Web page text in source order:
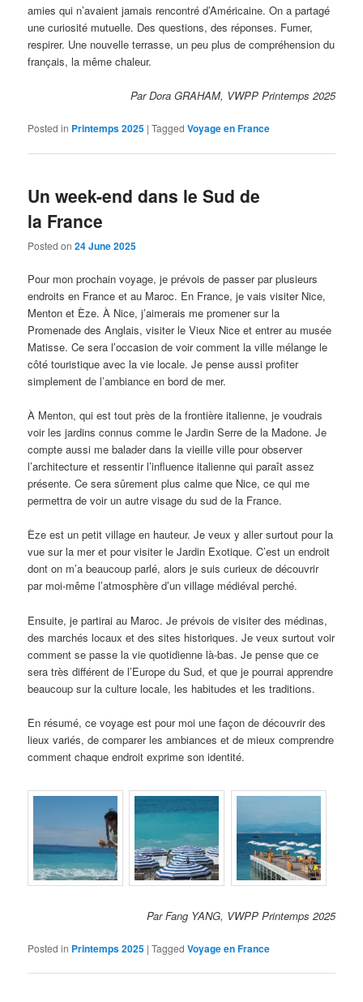
amies qui n’avaient jamais rencontré d’Américaine. On a partagé
une curiosité mutuelle. Des questions, des réponses. Fumer,
respirer. Une nouvelle terrasse, un peu plus de compréhension du
français, la même chaleur.
Par Dora GRAHAM, VWPP Printemps 2025
Posted in Printemps 2025 |Tagged Voyage en France
Un week-end dans le Sud de
la France
Posted on24 June 2025
Pour mon prochain voyage, je prévois de passer par plusieurs
endroits en France et au Maroc. En France, je vais visiter Nice,
Menton et Èze. À Nice, j’aimerais me promener sur la
Promenade des Anglais, visiter le Vieux Nice et entrer au musée
Matisse. Ce sera l’occasion de voir comment la ville mélange le
côté touristique avec la vie locale. Je pense aussi profiter
simplement de l’ambiance en bord de mer.
À Menton, qui est tout près de la frontière italienne, je voudrais
voir les jardins connus comme le Jardin Serre de la Madone. Je
compte aussi me balader dans la vieille ville pour observer
l’architecture et ressentir l’influence italienne qui paraît assez
présente. Ce sera sûrement plus calme que Nice, ce qui me
permettra de voir un autre visage du sud de la France.
Èze est un petit village en hauteur. Je veux y aller surtout pour la
vue sur la mer et pour visiter le Jardin Exotique. C’est un endroit
dont on m’a beaucoup parlé, alors je suis curieux de découvrir
par moi-même l’atmosphère d’un village médiéval perché.
Ensuite, je partirai au Maroc. Je prévois de visiter des médinas,
des marchés locaux et des sites historiques. Je veux surtout voir
comment se passe la vie quotidienne là-bas. Je pense que ce
sera très différent de l’Europe du Sud, et que je pourrai apprendre
beaucoup sur la culture locale, les habitudes et les traditions.
En résumé, ce voyage est pour moi une façon de découvrir des
lieux variés, de comparer les ambiances et de mieux comprendre
comment chaque endroit exprime son identité.
Par Fang YANG, VWPP Printemps 2025
Posted in Printemps 2025 |Tagged Voyage en France